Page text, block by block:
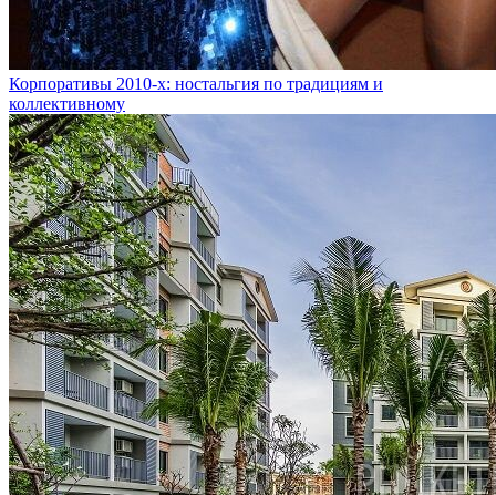
Корпоративы 2010-х: ностальгия по традициям и
коллективному